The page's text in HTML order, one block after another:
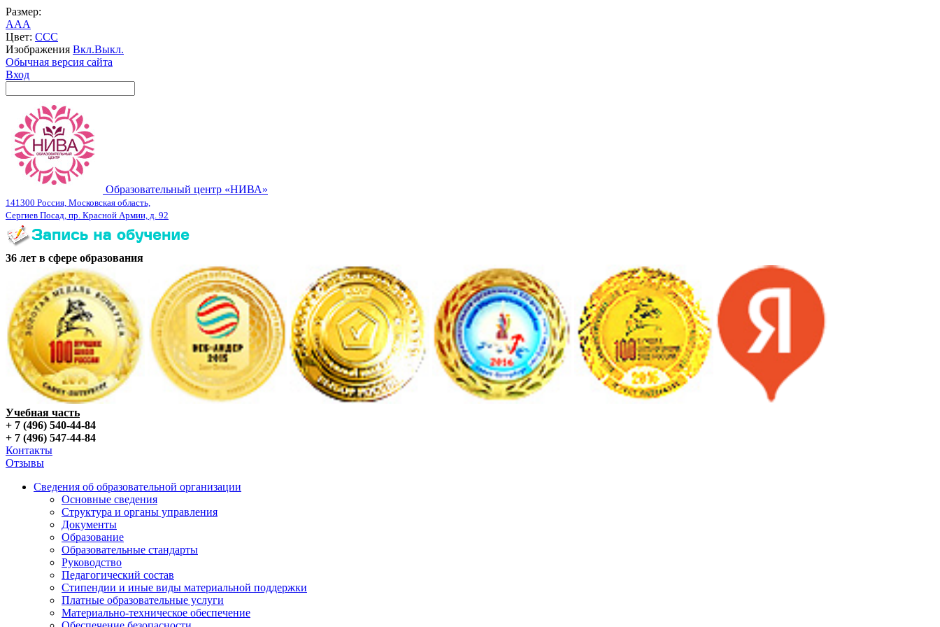
Размер:
AAA
Цвет: CCC
Изображения Вкл.Выкл.
Обычная версия сайта
Вход
Образовательный центр «НИВА»
141300 Россия, Московская область,
Сергиев Посад, пр. Красной Армии, д. 92
36 лет в сфере образования
Учебная часть
+ 7 (496) 540-44-84
+ 7 (496) 547-44-84
Контакты
Отзывы
Сведения об образовательной организации
Основные сведения
Структура и органы управления
Документы
Образование
Образовательные стандарты
Руководство
Педагогический состав
Стипендии и иные виды материальной поддержки
Платные образовательные услуги
Материально-техническое обеспечение